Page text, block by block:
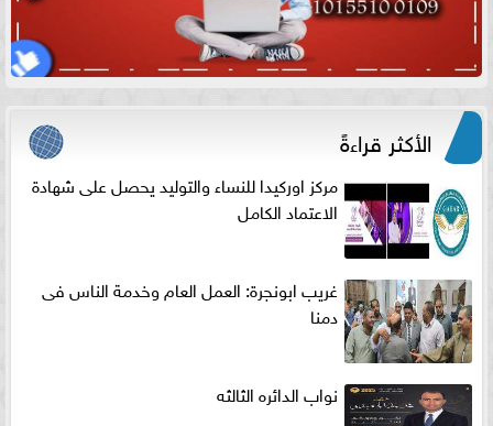
الأكثر قراءةً
مركز اوركيدا للنساء والتوليد يحصل على شهادة
الاعتماد الكامل
غريب ابونجرة: العمل العام وخدمة الناس فى
دمنا
نواب الدائره الثالثه